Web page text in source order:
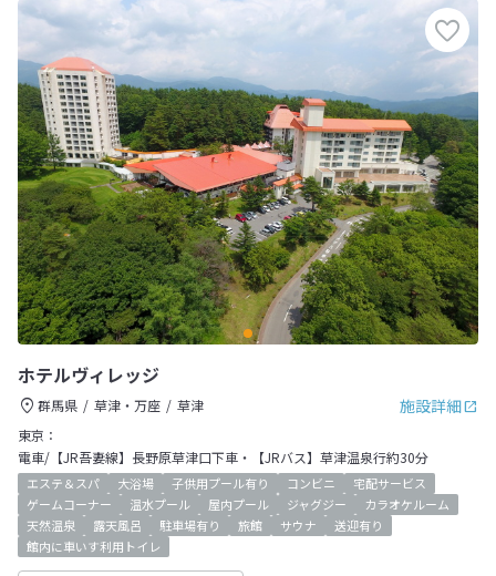
ホテルヴィレッジ
施設詳細
群馬県 草津・万座
草津
東京：
電車/【JR吾妻線】長野原草津口下車・【JRバス】草津温泉行約30分
エステ＆スパ 大浴場 子供用プール有り コンビニ
宅配サービス
ゲームコーナー
温水プール 屋内プール ジャグジー
カラオケルーム
天然温泉
露天風呂 駐車場有り 旅館 サウナ
送迎有り
館内に車いす利用トイレ